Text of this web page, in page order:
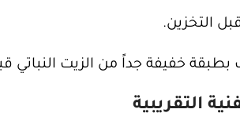
التخزين.
خفيفة جداً من الزيت النباتي
التقريبية